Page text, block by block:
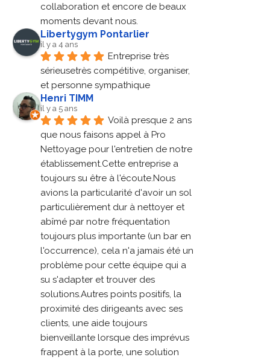
collaboration et encore de beaux
moments devant nous.
Libertygym Pontarlier
il y a 4 ans
Entreprise très
sérieusetrès compétitive, organiser,
et personne sympathique
Henri TIMM
il y a 5 ans
Voilà presque 2 ans
que nous faisons appel à Pro
Nettoyage pour l'entretien de notre
établissement.Cette entreprise a
toujours su être à l'écoute.Nous
avions la particularité d'avoir un sol
particulièrement dur à nettoyer et
abîmé par notre fréquentation
toujours plus importante (un bar en
l'occurrence), cela n'a jamais été un
problème pour cette équipe qui a
su s'adapter et trouver des
solutions.Autres points positifs, la
proximité des dirigeants avec ses
clients, une aide toujours
bienveillante lorsque des imprévus
frappent à la porte, une solution